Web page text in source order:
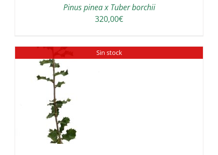
Pinus pinea x Tuber borchii
320,00€
Sin stock